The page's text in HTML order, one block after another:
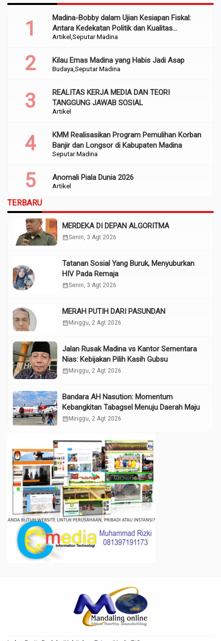
Artikel Seputar Madina
Madina-Bobby dalam Ujian Kesiapan Fiskal:
Antara Kedekatan Politik dan Kualitas
Perencanaan
Budaya Seputar Madina
Kilau Emas Madina yang Habis Jadi Asap
Artikel
REALITAS KERJA MEDIA DAN TEORI
TANGGUNG JAWAB SOSIAL
Seputar Madina
KMM Realisasikan Program Pemulihan Korban
Banjir dan Longsor di Kabupaten Madina
Artikel
Anomali Piala Dunia 2026
TERBARU
MERDEKA DI DEPAN ALGORITMA
calendar_monthSenin, 3 Agt 2026
Tatanan Sosial Yang Buruk, Menyuburkan
HIV Pada Remaja
calendar_monthSenin, 3 Agt 2026
MERAH PUTIH DARI PASUNDAN
calendar_month Minggu, 2 Agt 2026
Jalan Rusak Madina vs Kantor Sementara
Nias: Kebijakan Pilih Kasih Gubsu
calendar_month Minggu, 2 Agt 2026
Bandara AH Nasution: Momentum
Kebangkitan Tabagsel Menuju Daerah Maju
calendar_month Minggu, 2 Agt 2026